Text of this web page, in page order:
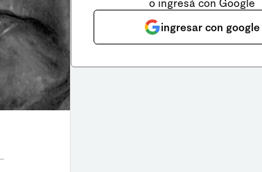
o ingresá con Google
ingresar con google